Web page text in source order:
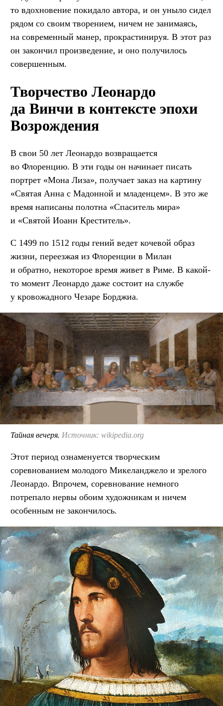
то вдохновение покидало автора, и он уныло сидел
рядом со своим творением, ничем не занимаясь,
на современный манер, прокрастинируя. В этот раз
он закончил произведение, и оно получилось
совершенным.
Творчество Леонардо
да Винчи в контексте эпохи
Возрождения
В свои 50 лет Леонардо возвращается
во Флоренцию. В эти годы он начинает писать
портрет «Мона Лиза», получает заказ на картину
«Святая Анна с Мадонной и младенцем». В это же
время написаны полотна «Спаситель мира»
и «Святой Иоанн Креститель».
С 1499 по 1512 годы гений ведет кочевой образ
жизни, переезжая из Флоренции в Милан
и обратно, некоторое время живет в Риме. В какой-
то момент Леонардо даже состоит на службе
у кровожадного Чезаре Борджиа.
Тайная вечеря. Источник: wikipedia.org
Этот период ознаменуется творческим
соревнованием молодого Микеланджело и зрелого
Леонардо. Впрочем, соревнование немного
потрепало нервы обоим художникам и ничем
особенным не закончилось.